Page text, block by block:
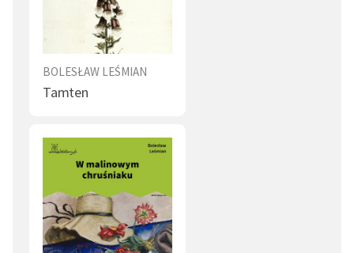
BOLESŁAW LEŚMIAN
Tamten